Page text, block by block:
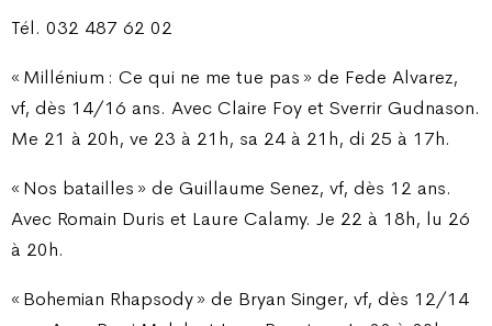
Tél. 032 487 62 02
« Millénium : Ce qui ne me tue pas » de Fede Alvarez,
vf, dès 14/16 ans. Avec Claire Foy et Sverrir Gudnason.
Me 21 à 20h, ve 23 à 21h, sa 24 à 21h, di 25 à 17h.
« Nos batailles » de Guillaume Senez, vf, dès 12 ans.
Avec Romain Duris et Laure Calamy. Je 22 à 18h, lu 26
à 20h.
« Bohemian Rhapsody » de Bryan Singer, vf, dès 12/14